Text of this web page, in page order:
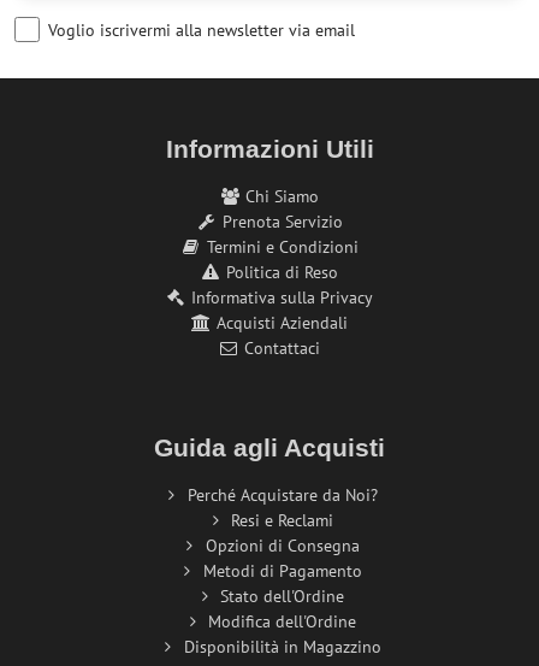
Voglio iscrivermi alla newsletter via email
Informazioni Utili
Chi Siamo
Prenota Servizio
Termini e Condizioni
Politica di Reso
Informativa sulla Privacy
Acquisti Aziendali
Contattaci
Guida agli Acquisti
Perché Acquistare da Noi?
Resi e Reclami
Opzioni di Consegna
Metodi di Pagamento
Stato dell'Ordine
Modifica dell'Ordine
Disponibilità in Magazzino